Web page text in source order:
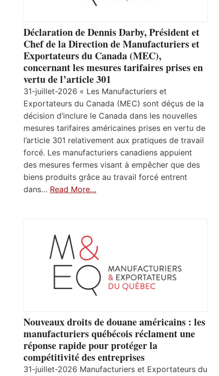
Déclaration de Dennis Darby, Président et
Chef de la Direction de Manufacturiers et
Exportateurs du Canada (MEC),
concernant les mesures tarifaires prises en
vertu de l’article 301
31-juillet-2026 « Les Manufacturiers et
Exportateurs du Canada (MEC) sont déçus de la
décision d’inclure le Canada dans les nouvelles
mesures tarifaires américaines prises en vertu de
l’article 301 relativement aux pratiques de travail
forcé. Les manufacturiers canadiens appuient
des mesures fermes visant à empêcher que des
biens produits grâce au travail forcé entrent
dans… Read More…
Nouveaux droits de douane américains : les
manufacturiers québécois réclament une
réponse rapide pour protéger la
compétitivité des entreprises
31-juillet-2026 Manufacturiers et Exportateurs du